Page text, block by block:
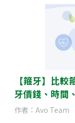
【箍牙】比
牙價錢、時間
作者：Avo Team